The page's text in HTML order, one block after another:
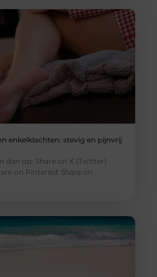
enkelklachten: stevig en pijnvrij
dan op: Share on X (Twitter)
on Pinterest Share on